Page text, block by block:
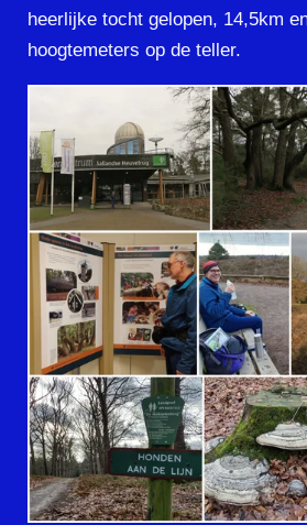
heerlijke tocht gelopen, 14,5km
hoogtemeters op de teller.